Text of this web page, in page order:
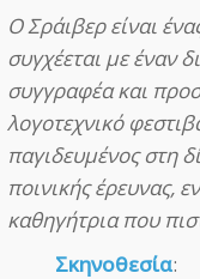
Ο Σράιβερ είναι
συγχέεται με έναν
συγγραφέα και
λογοτεχνικό
παγιδευμένος στη
ποινικής έρευνας,
καθηγήτρια που
Σκηνοθεσία: